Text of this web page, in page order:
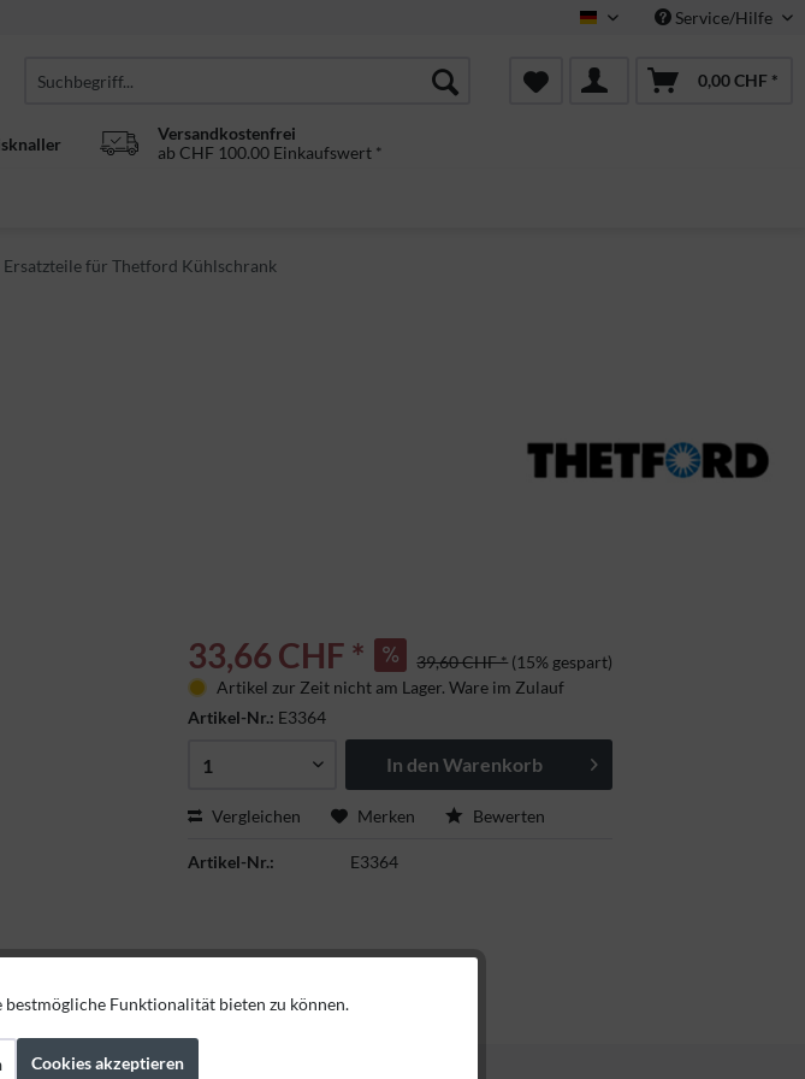
Deutsch Service/Hilfe
0,00 CHF *
Versandkostenfrei
ab CHF 100.00 Einkaufswert *
Ersatzteile für Thetford Kühlschrank
33,66 CHF * 39,60 CHF * (15% gespart)
Artikel zur Zeit nicht am Lager. Ware im Zulauf
Artikel-Nr.: E3364
In den Warenkorb
Vergleichen Merken Bewerten
Artikel-Nr.: E3364
Aktiv
Funktionalität bieten zu können.
Cookies akzeptieren